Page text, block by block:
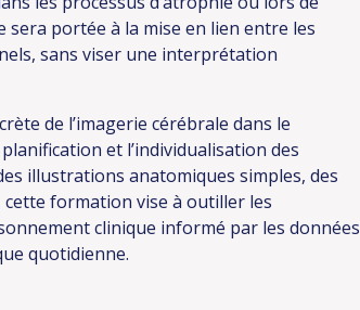
portée à la mise en lien entre les
sans viser une interprétation
de l’imagerie cérébrale dans le
et l’individualisation des
illustrations anatomiques simples, des
cette formation vise à outiller les
clinique informé par les données
quotidienne.